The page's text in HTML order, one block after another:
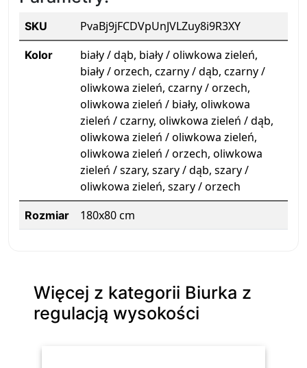
SKU PvaBj9jFCDVpUnJVLZuy8i9R3XY
Kolor
biały / dąb, biały / oliwkowa zieleń,
biały / orzech, czarny / dąb, czarny /
oliwkowa zieleń, czarny / orzech,
oliwkowa zieleń / biały, oliwkowa
zieleń / czarny, oliwkowa zieleń / dąb,
oliwkowa zieleń / oliwkowa zieleń,
oliwkowa zieleń / orzech, oliwkowa
zieleń / szary, szary / dąb, szary /
oliwkowa zieleń, szary / orzech
Rozmiar 180x80 cm
Więcej z kategorii Biurka z
regulacją wysokości